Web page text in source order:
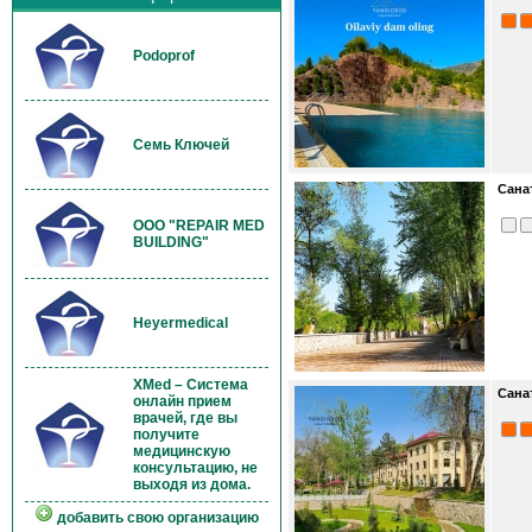
Podoprof
Семь Ключей
OOO "REPAIR MED
BUILDING"
Heyermedical
XMed – Система
онлайн прием
врачей, где вы
получите
медицинскую
консультацию, не
выходя из дома.
добавить свою организацию